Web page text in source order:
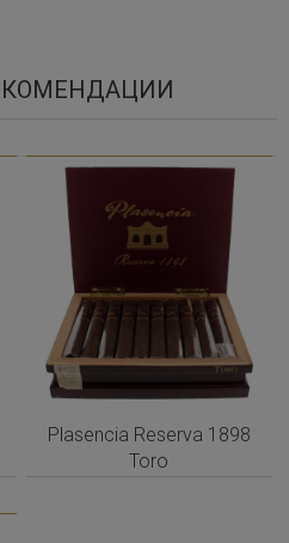
Plasencia Reserva 1898
Toro